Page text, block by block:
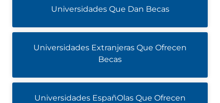
Universidades Que Dan Becas
Universidades Extranjeras Que Ofrecen
Becas
Universidades EspañOlas Que Ofrecen